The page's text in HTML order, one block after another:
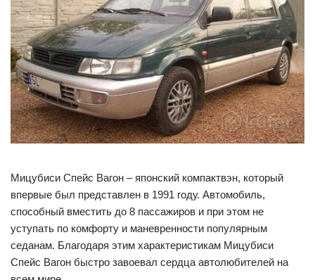
Мицубиси Спейс Вагон – японский компактвэн, который
впервые был представлен в 1991 году. Автомобиль,
способный вместить до 8 пассажиров и при этом не
уступать по комфорту и маневренности популярным
седанам. Благодаря этим характеристикам Мицубиси
Спейс Вагон быстро завоевал сердца автолюбителей на